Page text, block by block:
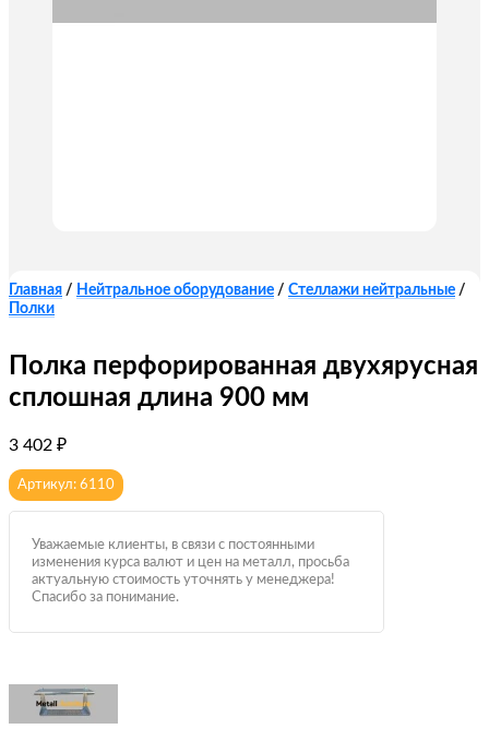
Главная / Нейтральное оборудование / Стеллажи нейтральные /
Полки
Полка перфорированная двухярусная
сплошная длина 900 мм
3 402 ₽
Артикул: 6110
Уважаемые клиенты, в связи с постоянными
изменения курса валют и цен на металл, просьба
актуальную стоимость уточнять у менеджера!
Спасибо за понимание.